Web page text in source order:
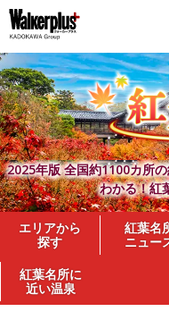
2025年版 全国約1100カ所
わかる！紅
エリアから
探す
紅葉名
ニュー
紅葉名所に
近い温泉